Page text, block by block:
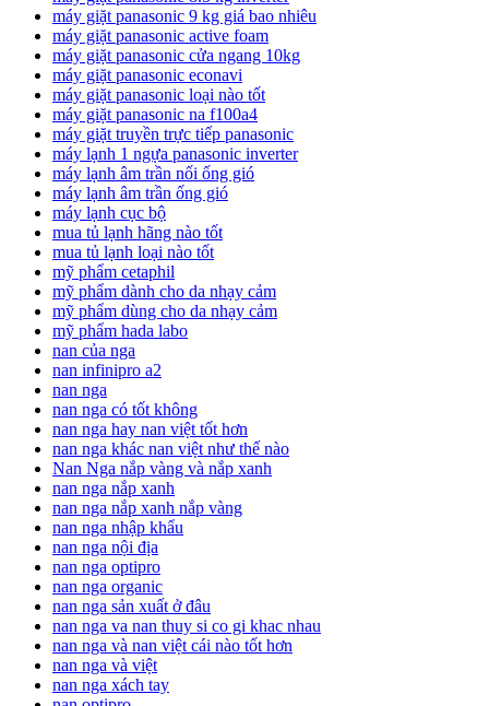
máy giặt panasonic 9 kg giá bao nhiêu
máy giặt panasonic active foam
máy giặt panasonic cửa ngang 10kg
máy giặt panasonic econavi
máy giặt panasonic loại nào tốt
máy giặt panasonic na f100a4
máy giặt truyền trực tiếp panasonic
máy lạnh 1 ngựa panasonic inverter
máy lạnh âm trần nối ống gió
máy lạnh âm trần ống gió
máy lạnh cục bộ
mua tủ lạnh hãng nào tốt
mua tủ lạnh loại nào tốt
mỹ phẩm cetaphil
mỹ phẩm dành cho da nhạy cảm
mỹ phẩm dùng cho da nhạy cảm
mỹ phẩm hada labo
nan của nga
nan infinipro a2
nan nga
nan nga có tốt không
nan nga hay nan việt tốt hơn
nan nga khác nan việt như thế nào
Nan Nga nắp vàng và nắp xanh
nan nga nắp xanh
nan nga nắp xanh nắp vàng
nan nga nhập khẩu
nan nga nội địa
nan nga optipro
nan nga organic
nan nga sản xuất ở đâu
nan nga va nan thuy si co gi khac nhau
nan nga và nan việt cái nào tốt hơn
nan nga và việt
nan nga xách tay